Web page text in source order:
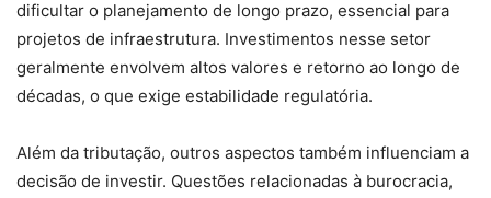
dificultar o planejamento de longo prazo, essencial para
projetos de infraestrutura. Investimentos nesse setor
geralmente envolvem altos valores e retorno ao longo de
décadas, o que exige estabilidade regulatória.
Além da tributação, outros aspectos também influenciam a
decisão de investir. Questões relacionadas à burocracia,